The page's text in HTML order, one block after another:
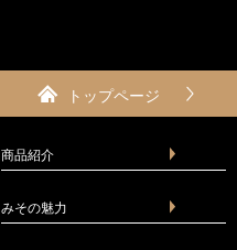
トップページ
商品紹介
みその魅力